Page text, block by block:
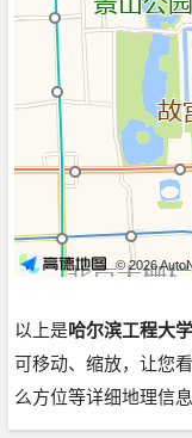
© 2026
以上是哈尔滨工程大
可移动、缩放，让您
么方位等详细地理信息